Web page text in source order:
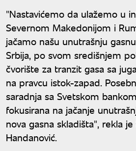
"Nastavićemo da ulažemo u
Severnom Makedonijom i
jačamo našu unutrašnju
Srbija, po svom središnjem
čvorište za tranzit gasa sa
na pravcu istok-zapad.
saradnja sa Svetskom
fokusirana na jačanje
nova gasna skladišta", rekla
Handanović.